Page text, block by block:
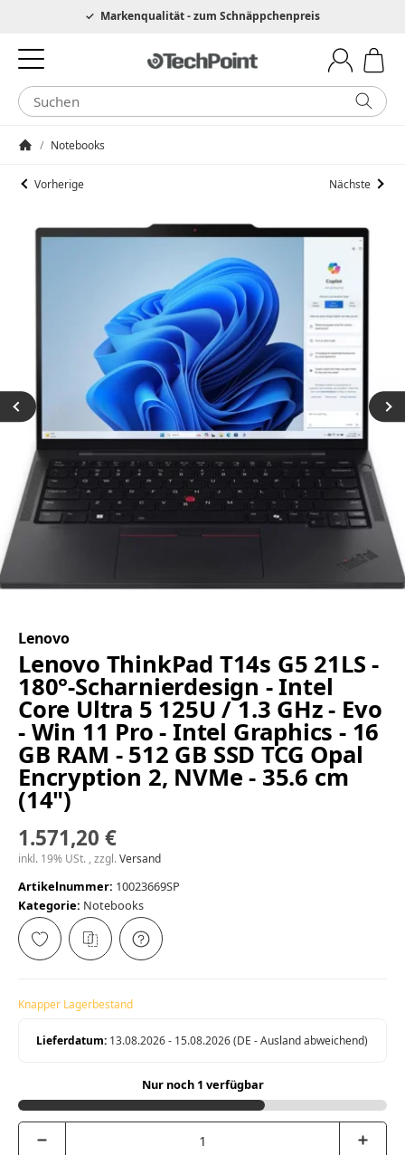
Hotline 0049 6205 3079975Markenqualität - zum Schnäppchenpreis
/ Notebooks
Vorherige Nächste
Lenovo
Lenovo ThinkPad T14s G5 21LS -
180°-Scharnierdesign - Intel
Core Ultra 5 125U / 1.3 GHz - Evo
- Win 11 Pro - Intel Graphics - 16
GB RAM - 512 GB SSD TCG Opal
Encryption 2, NVMe - 35.6 cm
(14")
1.571,20 €
inkl. 19% USt. , zzgl.Versand
Artikelnummer: 10023669SP
Kategorie: Notebooks
Knapper Lagerbestand
Lieferdatum: 13.08.2026 - 15.08.2026(DE - Ausland abweichend)
Nur noch 1 verfügbar